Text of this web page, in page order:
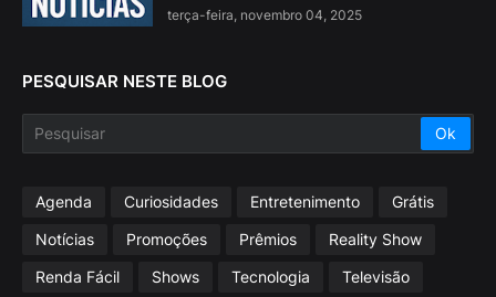
terça-feira, novembro 04, 2025
PESQUISAR NESTE BLOG
Agenda Curiosidades Entretenimento
Grátis
Notícias
Promoções Prêmios
Reality Show
Renda Fácil
Shows Tecnologia
Televisão